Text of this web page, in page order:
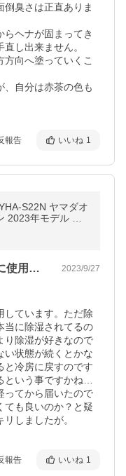
倒臭さは正直ありま
ヘナが固まってき
し出来ません。
向へ塗っていくこ
、自分は赤茶の色も
報告 いいね 1
S22N ヤマダオ
2023年モデル 主
【DD】
今のところ冷房に関しては快適に使用して… 2023/9/27
しています。ただ除
当に除湿されてるの
除湿が好きなので
い状態が続くとかな
と冷房に戻すのです
という事ですかね…
ってから届いたので
ても良いのか？と疑
しましたが。
報告 いいね 1